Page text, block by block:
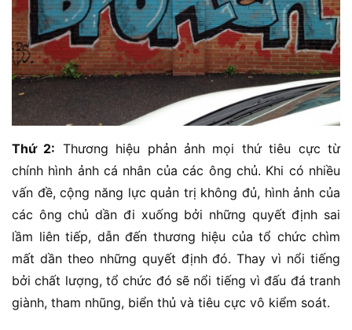
Thứ 2: Thương hiệu phản ảnh mọi thứ tiêu cực từ
chính hình ảnh cá nhân của các ông chủ. Khi có nhiều
vấn đề, cộng năng lực quản trị không đủ, hình ảnh của
các ông chủ dần đi xuống bởi những quyết định sai
lầm liên tiếp, dẫn đến thương hiệu của tổ chức chìm
mất dần theo những quyết định đó. Thay vì nổi tiếng
bởi chất lượng, tổ chức đó sẽ nổi tiếng vì đấu đá tranh
giành, tham nhũng, biển thủ và tiêu cực vô kiểm soát.